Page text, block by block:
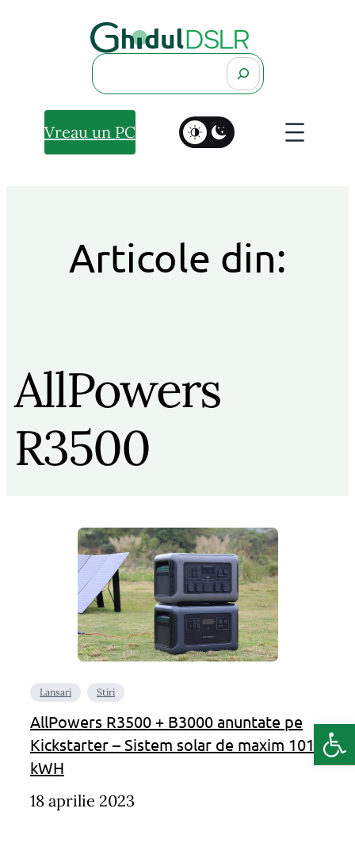
Search
Vreau un PC
Articole din:
AllPowers
R3500
Lansari Stiri
AllPowers R3500 + B3000 anuntate pe
Kickstarter – Sistem solar de maxim 101
kWH
18 aprilie 2023